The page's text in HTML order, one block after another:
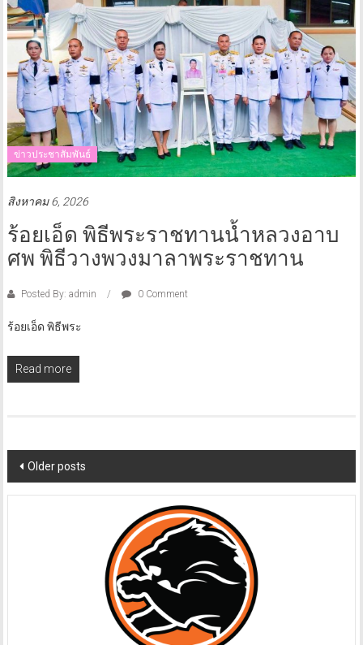
ข่าวประชาสัมพันธ์
สิงหาคม 6, 2026
ร้อยเอ็ด️ พิธีพระราชทานน้ำหลวงอาบ
ศพ พิธีวางพวงมาลาพระราชทาน
Posted By: admin 0 Comment
ร้อยเอ็ด️ พิธีพระ
Read more
Posts
navigation
Older posts